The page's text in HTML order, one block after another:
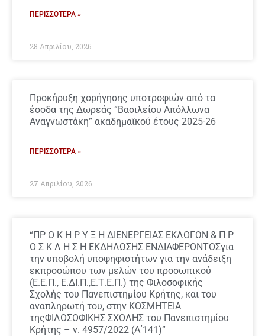
ΠΕΡΙΣΣΌΤΕΡΑ »
28 Απριλίου, 2026
Προκήρυξη χορήγησης υποτροφιών από τα
έσοδα της Δωρεάς “Βασιλείου Απόλλωνα
Αναγνωστάκη” ακαδημαϊκού έτους 2025-26
ΠΕΡΙΣΣΌΤΕΡΑ »
27 Απριλίου, 2026
“ΠΡ Ο Κ Η Ρ Υ Ξ Η ΔΙΕΝΕΡΓΕΙΑΣ ΕΚΛΟΓΩΝ & Π Ρ
Ο Σ Κ Λ Η Σ Η ΕΚΔΗΛΩΣΗΣ ΕΝΔΙΑΦΕΡΟΝΤΟΣγια
την υποβολή υποψηφιοτήτων για την ανάδειξη
εκπροσώπου των μελών του προσωπικού
(Ε.Ε.Π., Ε.ΔΙ.Π.,Ε.Τ.Ε.Π.) της Φιλοσοφικής
Σχολής του Πανεπιστημίου Κρήτης, και του
αναπληρωτή του, στην ΚΟΣΜΗΤΕΙΑ
τηςΦΙΛΟΣΟΦΙΚΗΣ ΣΧΟΛΗΣ του Πανεπιστημίου
Κρήτης – ν. 4957/2022 (Α΄141)”